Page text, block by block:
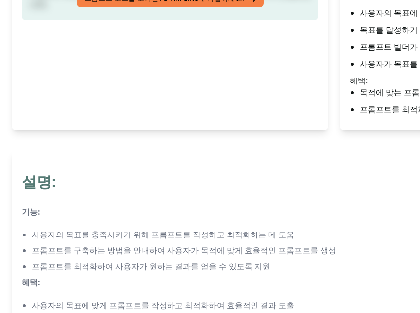
사용자의 목표
목표를 달성하
프롬프트 빌더
사용자가 목표
혜택:
목적에 맞는 프
프롬프트를 최
설명:
기능:
사용자의 목표를 충족시키기 위해 프롬프트를 작성하고 최적화하는 데 도움
프롬프트를 구축하는 방법을 안내하여 사용자가 목적에 맞게 효율적인 프롬프트를 생성
프롬프트를 최적화하여 사용자가 원하는 결과를 얻을 수 있도록 지원
혜택:
사용자의 목표에 맞게 프롬프트를 작성하고 최적화하여 효율적인 결과 도출